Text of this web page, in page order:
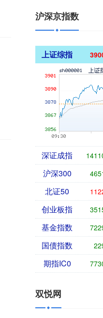
沪深京指数
上证综指
深证成指
沪深300
北证50
创业板指
基金指数
国债指数
期指IC0
双悦网